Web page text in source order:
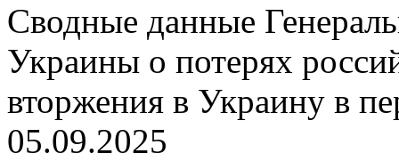
Сводные данные
Украины о потерях
вторжения в Украину в
05.09.2025